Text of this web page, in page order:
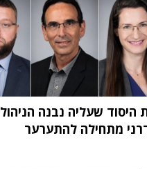
היסוד שעליה נבנה הניהול
מתחילה להתערער